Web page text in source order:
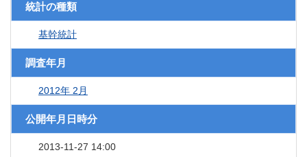
統計の種類
基幹統計
調査年月
2012年 2月
公開年月日時分
2013-11-27 14:00